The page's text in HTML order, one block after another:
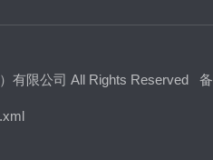
有限公司 All Rights Reserved